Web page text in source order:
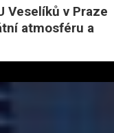
Veselíků v Praze
atmosféru a